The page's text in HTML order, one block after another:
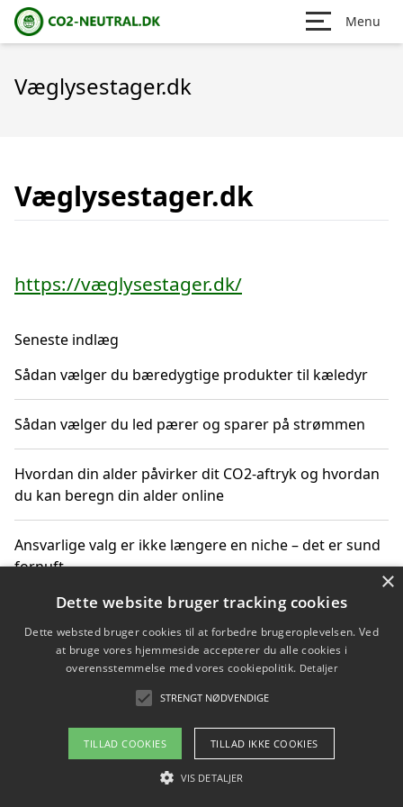
Menu
Væglysestager.dk
Væglysestager.dk
https://væglysestager.dk/
Seneste indlæg
Sådan vælger du bæredygtige produkter til kæledyr
Sådan vælger du led pærer og sparer på strømmen
Hvordan din alder påvirker dit CO2-aftryk og hvordan
du kan beregn din alder online
Ansvarlige valg er ikke længere en niche – det er sund
fornuft
Sådan kan du handle bæredygtigt og bestil med
faktura
Om / kontakt
Blog Betingelser
×
Dette website bruger tracking cookies
Dette websted bruger cookies til at forbedre brugeroplevelsen. Ved
at bruge vores hjemmeside accepterer du alle cookies i
overensstemmelse med vores cookiepolitik. Detaljer
STRENGT NØDVENDIGE
TILLAD COOKIES TILLAD IKKE COOKIES
VIS DETALJER